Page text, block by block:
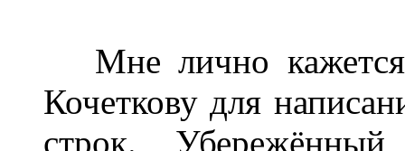
Мне лично кажется,
Кочеткову для
строк.